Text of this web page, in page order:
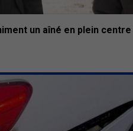
un aîné en plein